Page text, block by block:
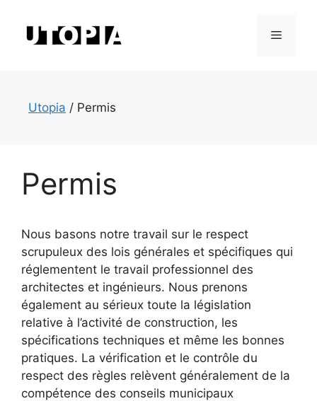
contenu
Menu
Utopia / Permis
Permis
Nous basons notre travail sur le respect
scrupuleux des lois générales et spécifiques qui
réglementent le travail professionnel des
architectes et ingénieurs. Nous prenons
également au sérieux toute la législation
relative à l’activité de construction, les
spécifications techniques et même les bonnes
pratiques. La vérification et le contrôle du
respect des règles relèvent généralement de la
compétence des conseils municipaux